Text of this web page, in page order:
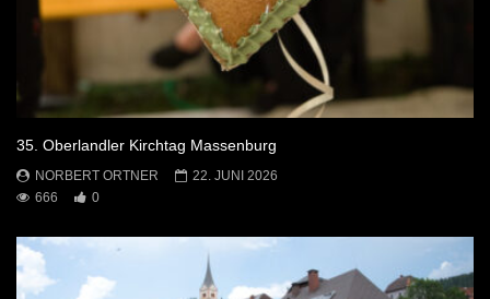
35. Oberlandler Kirchtag Massenburg
NORBERT ORTNER
22. JUNI 2026
666
0